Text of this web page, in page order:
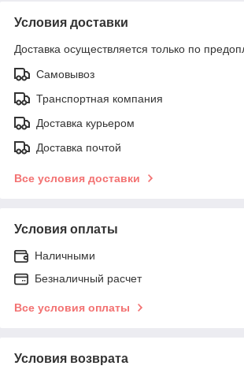
Условия доставки
Доставка осуществляется только по
Самовывоз
Транспортная компания
Доставка курьером
Доставка почтой
Все условия доставки
Условия оплаты
Наличными
Безналичный расчет
Все условия оплаты
Условия возврата